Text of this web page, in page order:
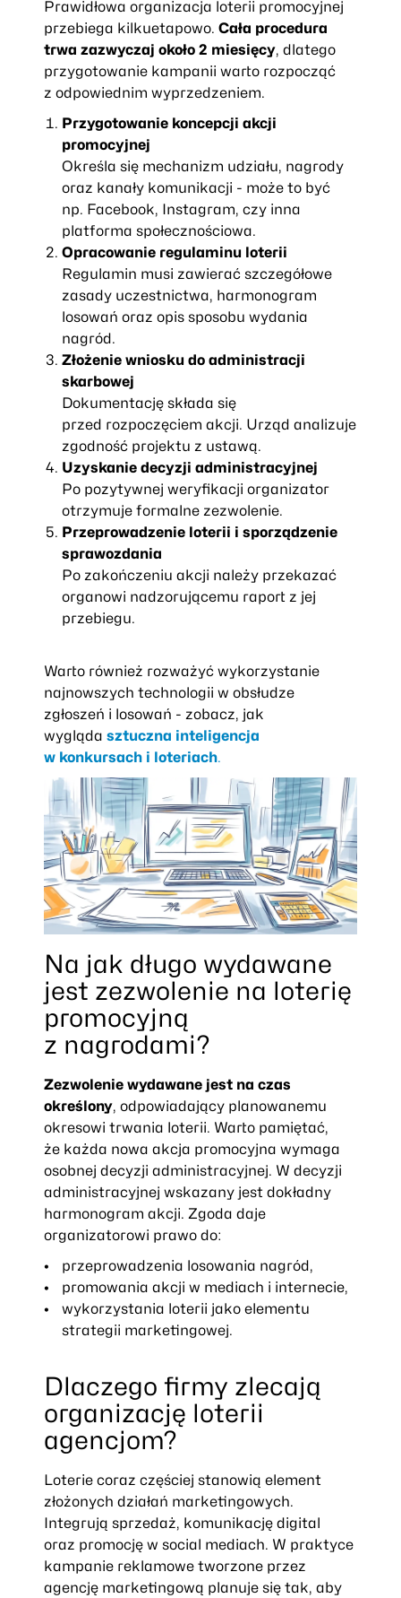
Prawidłowa organizacja loterii promocyjnej
przebiega kilkuetapowo. Cała procedura
trwa zazwyczaj około 2 miesięcy, dlatego
przygotowanie kampanii warto rozpocząć
z odpowiednim wyprzedzeniem.
Przygotowanie koncepcji akcji
promocyjnej
Określa się mechanizm udziału, nagrody
oraz kanały komunikacji - może to być
np. Facebook, Instagram, czy inna
platforma społecznościowa.
Opracowanie regulaminu loterii
Regulamin musi zawierać szczegółowe
zasady uczestnictwa, harmonogram
losowań oraz opis sposobu wydania
nagród.
Złożenie wniosku do administracji
skarbowej
Dokumentację składa się
przed rozpoczęciem akcji. Urząd analizuje
zgodność projektu z ustawą.
Uzyskanie decyzji administracyjnej
Po pozytywnej weryfikacji organizator
otrzymuje formalne zezwolenie.
Przeprowadzenie loterii i sporządzenie
sprawozdania
Po zakończeniu akcji należy przekazać
organowi nadzorującemu raport z jej
przebiegu.
Warto również rozważyć wykorzystanie
najnowszych technologii w obsłudze
zgłoszeń i losowań - zobacz, jak
wygląda sztuczna inteligencja
w konkursach i loteriach.
Na jak długo wydawane
jest zezwolenie na loterię
promocyjną
z nagrodami?
Zezwolenie wydawane jest na czas
określony, odpowiadający planowanemu
okresowi trwania loterii. Warto pamiętać,
że każda nowa akcja promocyjna wymaga
osobnej decyzji administracyjnej. W decyzji
administracyjnej wskazany jest dokładny
harmonogram akcji. Zgoda daje
organizatorowi prawo do:
przeprowadzenia losowania nagród,
promowania akcji w mediach i internecie,
wykorzystania loterii jako elementu
strategii marketingowej.
Dlaczego firmy zlecają
organizację loterii
agencjom?
Loterie coraz częściej stanowią element
złożonych działań marketingowych.
Integrują sprzedaż, komunikację digital
oraz promocję w social mediach. W praktyce
kampanie reklamowe tworzone przez
agencję marketingową planuje się tak, aby